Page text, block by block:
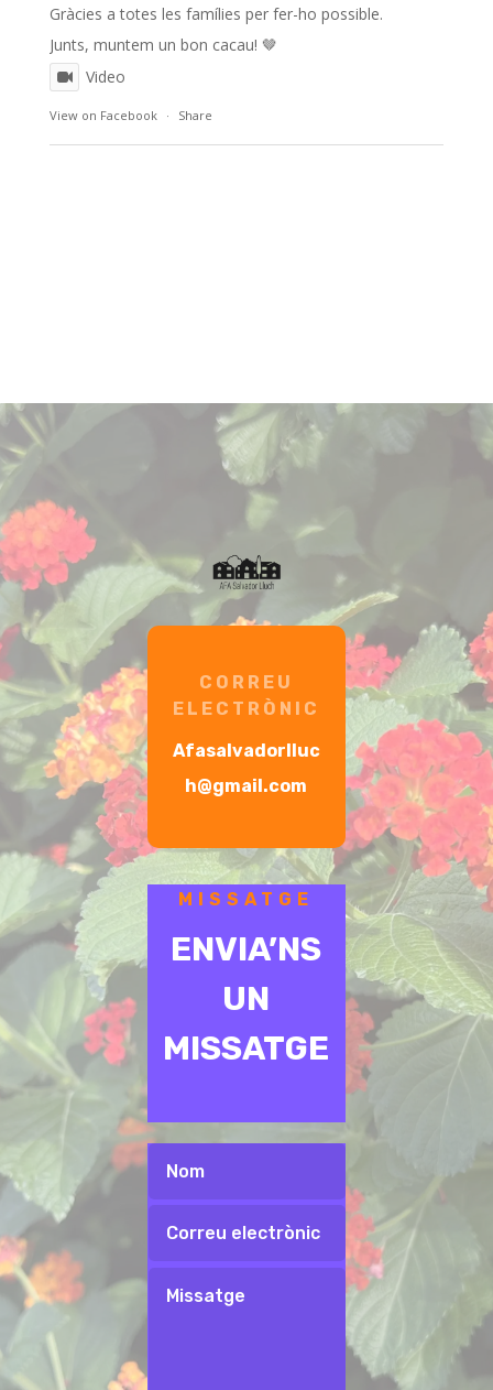
Gràcies a totes les famílies per fer-ho possible.
Junts, muntem un bon cacau! 🤎
Video
View on Facebook · Share
CORREU
ELECTRÒNIC
Afasalvadorlluc
h@gmail.com
MISSATGE
ENVIA’NS
UN
MISSATGE